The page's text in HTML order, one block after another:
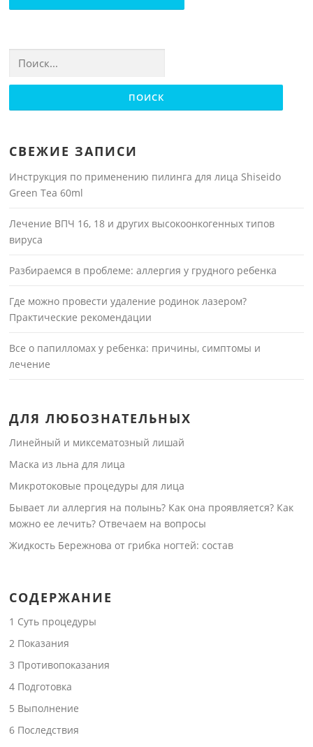
СВЕЖИЕ ЗАПИСИ
Инструкция по применению пилинга для лица Shiseido
Green Tea 60ml
Лечение ВПЧ 16, 18 и других высокоонкогенных типов
вируса
Разбираемся в проблеме: аллергия у грудного ребенка
Где можно провести удаление родинок лазером?
Практические рекомендации
Все о папилломах у ребенка: причины, симптомы и
лечение
ДЛЯ ЛЮБОЗНАТЕЛЬНЫХ
Линейный и миксематозный лишай
Маска из льна для лица
Микротоковые процедуры для лица
Бывает ли аллергия на полынь? Как она проявляется? Как
можно ее лечить? Отвечаем на вопросы
Жидкость Бережнова от грибка ногтей: состав
СОДЕРЖАНИЕ
1 Суть процедуры
2 Показания
3 Противопоказания
4 Подготовка
5 Выполнение
6 Последствия